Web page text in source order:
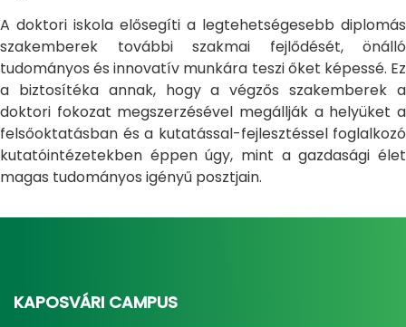
A doktori iskola elősegíti a legtehetségesebb diplomás
szakemberek további szakmai fejlődését, önálló
tudományos és innovatív munkára teszi őket képessé. Ez
a biztosítéka annak, hogy a végzős szakemberek a
doktori fokozat megszerzésével megállják a helyüket a
felsőoktatásban és a kutatással-fejlesztéssel foglalkozó
kutatóintézetekben éppen úgy, mint a gazdasági élet
magas tudományos igényű posztjain.
KAPOSVÁRI CAMPUS